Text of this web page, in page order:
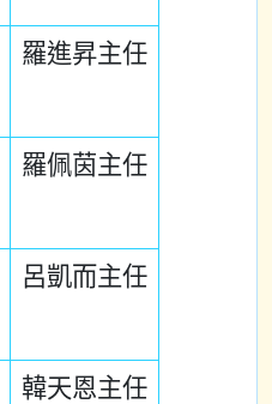
羅進昇主任
羅佩茵主任
呂凱而主任
韓天恩主任